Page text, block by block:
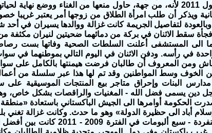
تشرين الأول 2011 لأنه، من جهة، حاول منعها من الغناء ووضع
ويذكر أن طلب امرأة الطلاق من زوجها أمر يعتبر
لتفاصيل الجريمة كانت غزالة ووالدها يسيران في أحد
سقط الاثنان في بركة من دمائهما ضحيتين لنيران مكثفة
الى المستشفى أعلنت السلطات الصحية وفاتها بست
في رأسه. ودفن الاثنان في اليوم التالي بموطنهما في
الخوف وسط المواطنين وقد تم لها هذا عبر سلسلة من
البنات وإحراق متاجر بيع المنتجات الموسيقية على
دين يسمى فضل الله - المغنيات والراقصات بشكل خاص،
أباد الى حظيرة الدولة» وهو ما حدث. وكانت غزالة تغني
أغانيها المنفردة - سبع